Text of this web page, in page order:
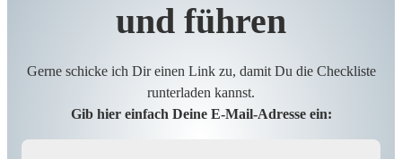
und führen
Gerne schicke ich Dir einen Link zu, damit Du die Checkliste
runterladen kannst.
Gib hier einfach Deine E-Mail-Adresse ein: